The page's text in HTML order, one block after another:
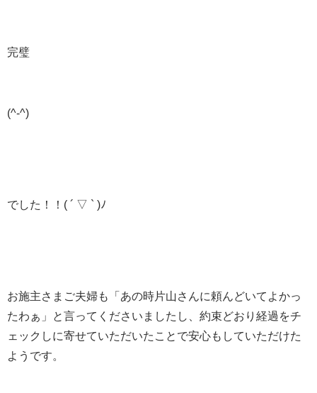
完璧
(^-^)
でした！！( ´ ▽ ` )ﾉ
お施主さまご夫婦も「あの時片山さんに頼んどいてよかっ
たわぁ」と言ってくださいましたし、約束どおり経過をチ
ェックしに寄せていただいたことで安心もしていただけた
ようです。